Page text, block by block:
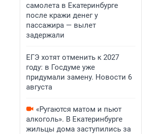
самолета в Екатеринбурге
после кражи денег у
пассажира — вылет
задержали
ЕГЭ хотят отменить к 2027
году: в Госдуме уже
придумали замену. Новости 6
августа
«Ругаются матом и пьют
алкоголь». В Екатеринбурге
жильцы дома заступились за